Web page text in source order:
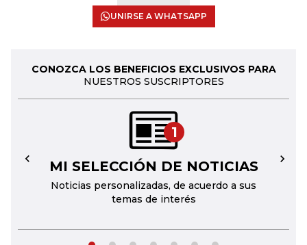
UNIRSE A WHATSAPP
CONOZCA LOS BENEFICIOS EXCLUSIVOS PARA
NUESTROS SUSCRIPTORES
1
MI SELECCIÓN DE NOTICIAS
Noticias personalizadas, de acuerdo a sus
temas de interés
← →